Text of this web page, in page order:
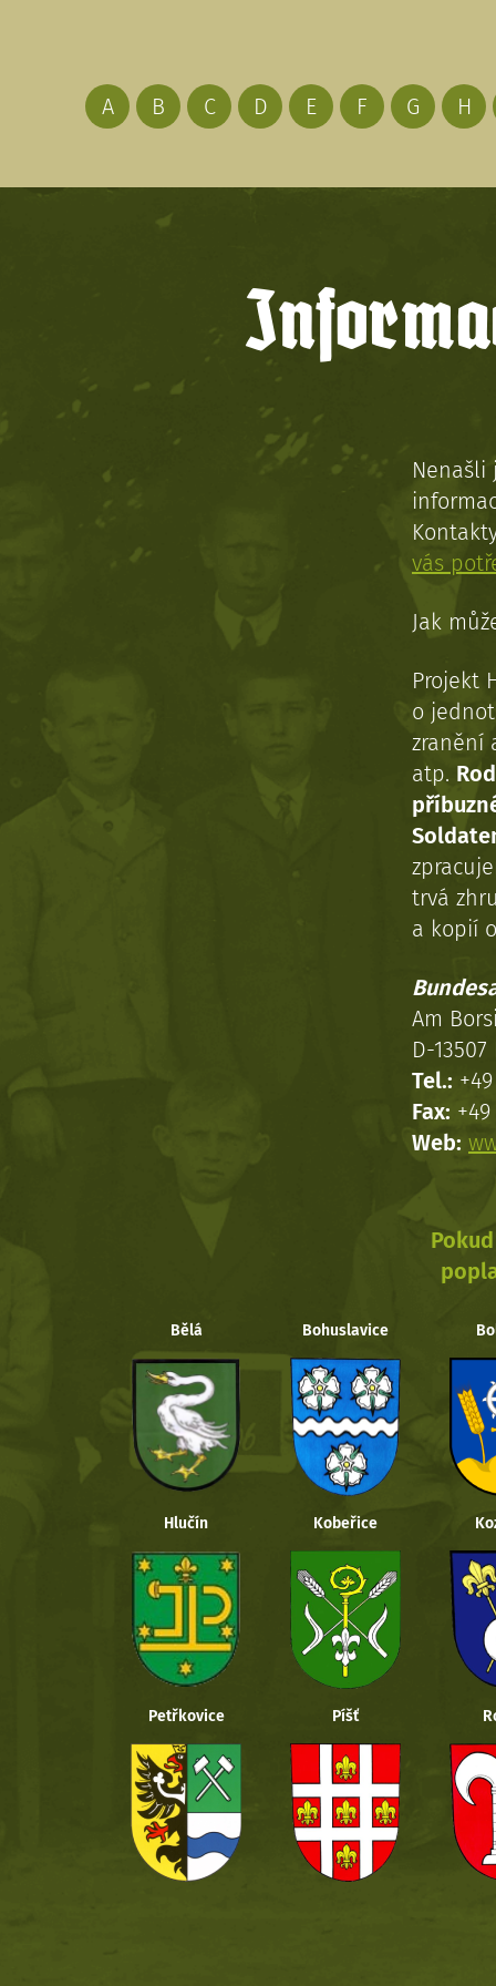
A B C D E F G H
Nenašli
vás
Jak
Projekt
o
zranění
atp.
trvá
a kopií
Am
D-
Tel.:
Fax:
Web:
Bělá Bohuslavice
Hlučín Kobeřice
Petřkovice Píšť